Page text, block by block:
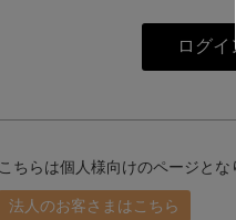
こちらは個人様向けのページと
法人のお客さまはこちら